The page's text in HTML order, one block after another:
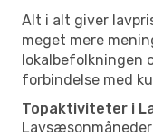
Alt i alt giver
meget mere
lokalbefolkningen
forbindelse med
Topaktiviteter i